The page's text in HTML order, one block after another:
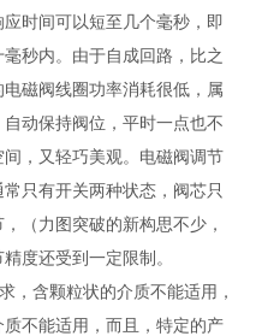
时间可以短至几个毫秒，即
秒内。由于自成回路，比之
磁阀线圈功率消耗很低，属
动保持阀位，平时一点也不
，又轻巧美观。电磁阀调节
只有开关两种状态，阀芯只
（力图突破的新构思不少，
度还受到一定限制。
，含颗粒状的介质不能适用，
不能适用，而且，特定的产